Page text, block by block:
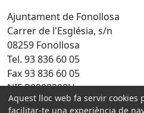
Ajuntament de Fonollosa
Carrer de l'Església, s/n
08259 Fonollosa
Tel. 93 836 60 05
Fax 93 836 60 05
NIF P0808300H
Aquest lloc web fa servir cookies
facilitar-te una experiència de